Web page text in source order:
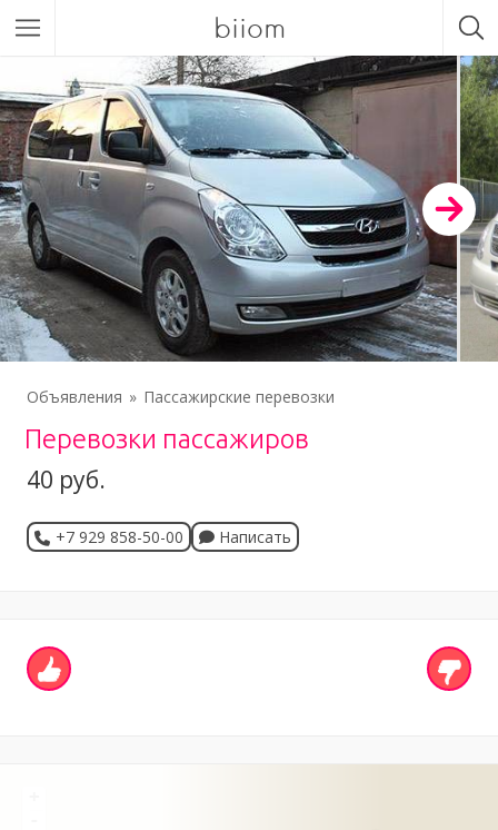
biiom
Объявления Пассажирские перевозки
Перевозки пасcажиров
40 руб.
+7 929 858-50-00 Написать